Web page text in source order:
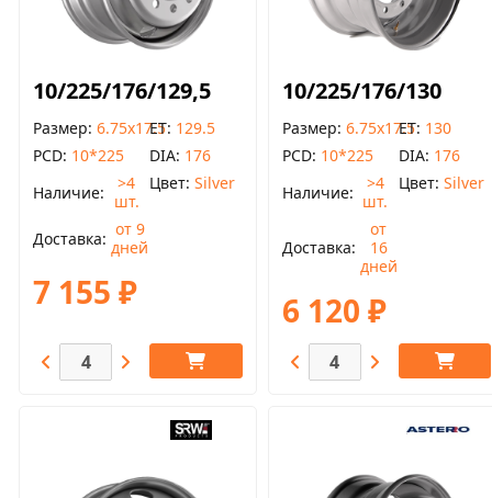
10/225/176/129,5
Размер 6.75x17.5
PCD 10*225
Наличие
>4
шт.
Доставка
от 9
дней
ET 129.5
DIA 176
Цвет Silver
7 155 ₽
10/225/176/130
Размер 6.75x17.5
PCD 10*225
Наличие
>4
шт.
Доставка
от
16
дней
ET 130
DIA 176
Цвет Silver
6 120 ₽